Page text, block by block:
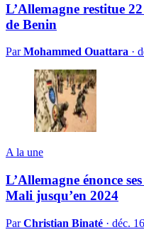
L’Allemagne restitue
de Benin
ParMohammed Ouattara ·
A la une
L’Allemagne énonce
Mali jusqu’en 2024
ParChristian Binaté · déc.